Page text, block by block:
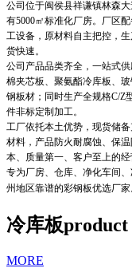
公司位于闽侯县祥谦镇林森
有5000㎡标准化厂房。厂区
工设备，原材料自主把控，
货快速。
公司产品品类齐全，一站式
棉夹芯板、聚氨酯冷库板、
钢板材；同时生产全规格C/Z
件非标定制加工。
工厂依托本土优势，现货储
材料，产品防火耐腐蚀、保
本、质量第一、客户至上的
专为厂房、仓库、净化车间
州地区靠谱的彩钢板优选厂家
冷库板product
MORE